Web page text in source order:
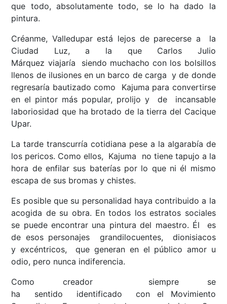
que todo, absolutamente todo, se lo ha dado la
pintura.
Créanme, Valledupar está lejos de parecerse a la
Ciudad Luz, a la que Carlos Julio
Márquez viajaría siendo muchacho con los bolsillos
llenos de ilusiones en un barco de carga y de donde
regresaría bautizado como Kajuma para convertirse
en el pintor más popular, prolijo y de incansable
laboriosidad que ha brotado de la tierra del Cacique
Upar.
La tarde transcurría cotidiana pese a la algarabía de
los pericos. Como ellos, Kajuma no tiene tapujo a la
hora de enfilar sus baterías por lo que ni él mismo
escapa de sus bromas y chistes.
Es posible que su personalidad haya contribuido a la
acogida de su obra. En todos los estratos sociales
se puede encontrar una pintura del maestro. Él es
de esos personajes grandilocuentes, dionisiacos
y excéntricos, que generan en el público amor u
odio, pero nunca indiferencia.
Como creador siempre se
ha sentido identificado con el Movimiento